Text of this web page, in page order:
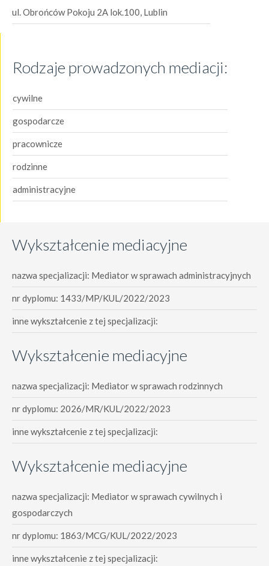
ul. Obrońców Pokoju 2A lok.100, Lublin
Rodzaje prowadzonych mediacji:
cywilne
gospodarcze
pracownicze
rodzinne
administracyjne
Wykształcenie mediacyjne
nazwa specjalizacji: Mediator w sprawach administracyjnych
nr dyplomu: 1433/MP/KUL/2022/2023
inne wykształcenie z tej specjalizacji:
Wykształcenie mediacyjne
nazwa specjalizacji: Mediator w sprawach rodzinnych
nr dyplomu: 2026/MR/KUL/2022/2023
inne wykształcenie z tej specjalizacji:
Wykształcenie mediacyjne
nazwa specjalizacji: Mediator w sprawach cywilnych i
gospodarczych
nr dyplomu: 1863/MCG/KUL/2022/2023
inne wykształcenie z tej specjalizacji: